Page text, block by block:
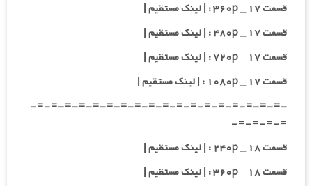
قسمت ۱۷ _ ۳۶۰p : | لینک مستقیم |
قسمت ۱۷ _ ۴۸۰p : | لینک مستقیم |
قسمت ۱۷ _ ۷۲۰p : | لینک مستقیم |
قسمت ۱۷ _ ۱۰۸۰p : | لینک مستقیم |
-=-=-=-=-=-=-=-=-=-=-=-=-=-=-=-=-=-=-
=-=-=-=-
قسمت ۱۸ _ ۲۴۰p : | لینک مستقیم |
قسمت ۱۸ _ ۳۶۰p : | لینک مستقیم |